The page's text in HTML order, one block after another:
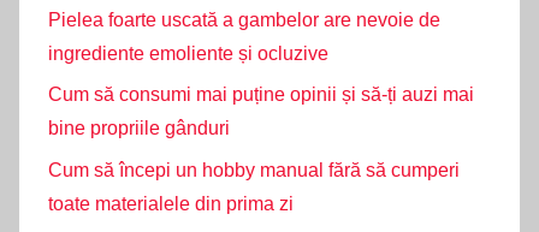
Pielea foarte uscată a gambelor are nevoie de
ingrediente emoliente și ocluzive
Cum să consumi mai puține opinii și să-ți auzi mai
bine propriile gânduri
Cum să începi un hobby manual fără să cumperi
toate materialele din prima zi